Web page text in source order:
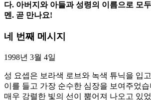
다. 아버지와 아들과 성령의 이름으로 모
멘. 곧 만나요!
네 번째 메시지
1998년 3월 4일
성 요셉은 보라색 로브와 녹색 튜닉을 입
이를 들고 가장 순수한 심장을 보여주었
매우 강렬한 빛의 선이 뿜어져 나오고 있